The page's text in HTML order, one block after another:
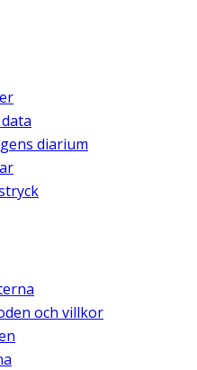
diarium
och villkor